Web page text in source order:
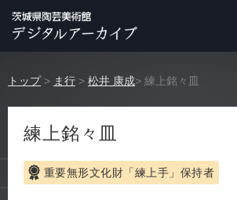
トップ > ま行 > 松井 康成> 練上銘々皿
練上銘々皿
重要無形文化財「練上手」保持者